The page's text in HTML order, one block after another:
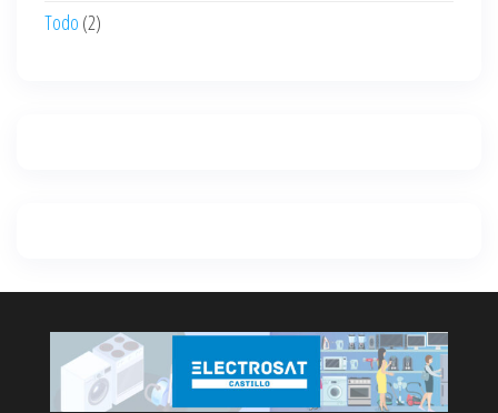
Todo (2)